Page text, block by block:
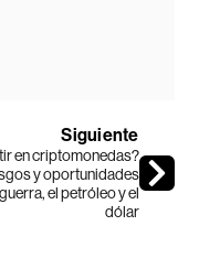
Siguiente
en criptomonedas?
y oportunidades
el petróleo y el
dólar